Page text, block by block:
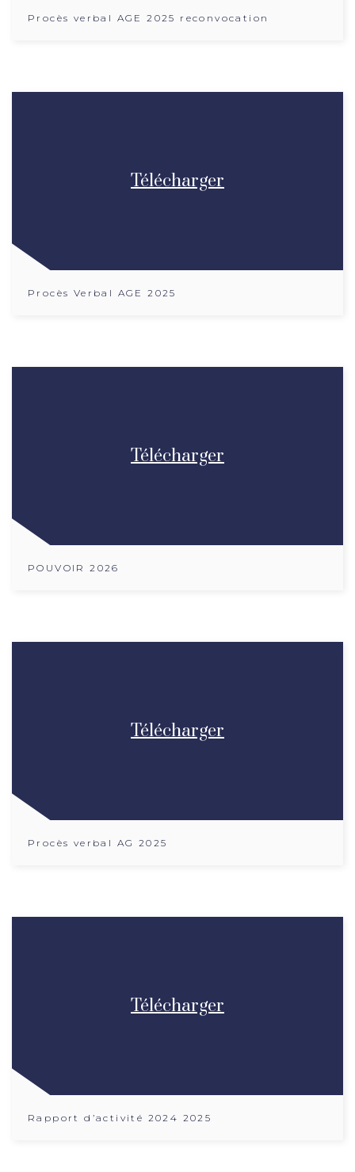
Procès verbal AGE 2025 reconvocation
Télécharger
Procès Verbal AGE 2025
Télécharger
POUVOIR 2026
Télécharger
Procès verbal AG 2025
Télécharger
Rapport d’activité 2024 2025